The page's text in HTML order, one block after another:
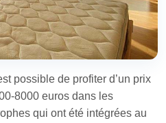
possible de profiter d’un prix
8000 euros dans les
qui ont été intégrées au